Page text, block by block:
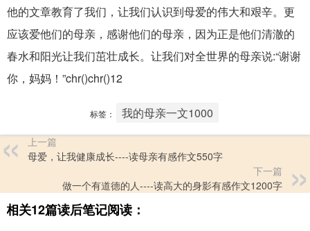
他的文章教育了我们，让我们认识到母爱的伟大和艰辛。更
应该爱他们的母亲，感谢他们的母亲，因为正是他们清澈的
春水和阳光让我们茁壮成长。让我们对全世界的母亲说:“谢谢
你，妈妈！”chr()chr()12
标签： 我的母亲一文1000
上一篇
母爱，让我健康成长----读母亲有感作文550字
下一篇
做一个有道德的人----读高大的身影有感作文1200字
相关12篇读后笔记阅读：